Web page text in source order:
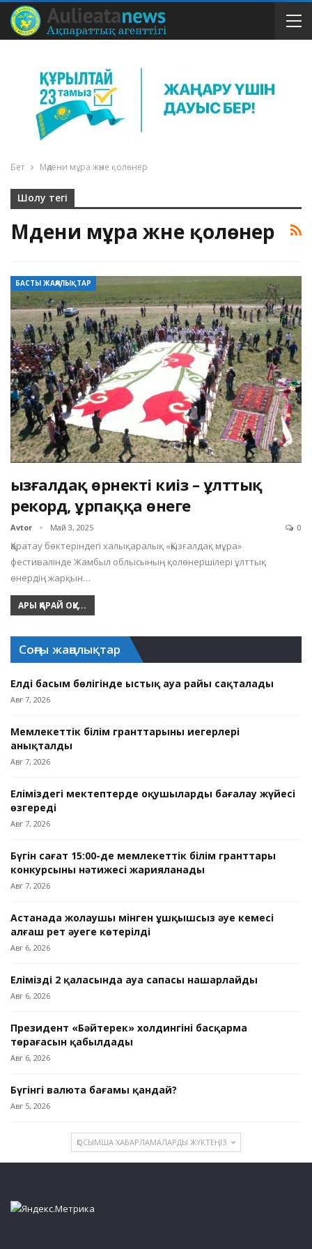
Бет Мәдени мұра және қолөнер
Шолу тегі
Мәдени мұра және қолөнер
БАСТЫ ЖАҢАЛЫҚТАР
Қызғалдақ өрнекті киіз – ұлттық
рекорд, ұрпаққа өнеге
Avtor Май 3, 2025 0
Қаратау бөктеріндегі халықаралық «Қызғалдақ мұра»
фестивалінде Жамбыл облысының қолөнершілері ұлттық
өнердің жарқын…
АРЫ ҚАРАЙ ОҚУ...
Соңғы жаңалықтар
Елдің басым бөлігінде ыстық ауа райы сақталады
Авг 7, 2026
Мемлекеттік білім гранттарының иегерлері
анықталды
Авг 7, 2026
Еліміздегі мектептерде оқушыларды бағалау жүйесі
өзгереді
Авг 7, 2026
Бүгін сағат 15:00-де мемлекеттік білім гранттары
конкурсының нәтижесі жарияланады
Авг 7, 2026
Астанада жолаушы мінген ұшқышсыз әуе кемесі
алғаш рет әуеге көтерілді
Авг 6, 2026
Еліміздің 2 қаласында ауа сапасы нашарлайды
Авг 6, 2026
Президент «Бәйтерек» холдингінің басқарма
төрағасын қабылдады
Авг 6, 2026
Бүгінгі валюта бағамы қандай?
Авг 5, 2026
ҚОСЫМША ХАБАРЛАМАЛАРДЫ ЖҮКТЕҢІЗ